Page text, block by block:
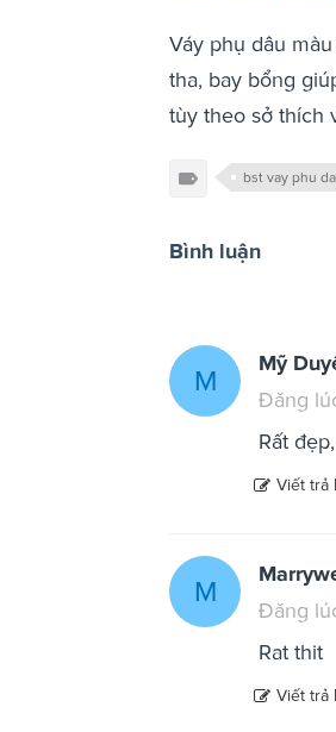
Váy phụ dâu
tha, bay bổng
tùy theo sở thích
bst vay phu
Bình luận
M
Mỹ
Đăng
Rất
Viết trả
M
Đăng
Rat thit
Viết trả